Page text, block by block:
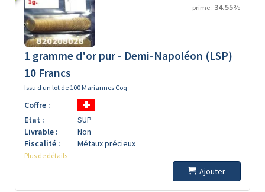
prime : 34.55%
1 gramme d'or pur - Demi-Napoléon (LSP)
10 Francs
Issu d un lot de 100 Mariannes Coq
Coffre :
Etat :
SUP
Livrable :
Non
Fiscalité :
Métaux précieux
Plus de détails
Ajouter